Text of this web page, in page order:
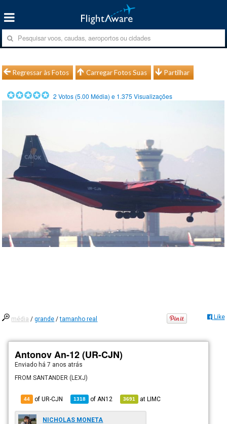
Regressar às Fotos Carregar Fotos Suas Partilhar
2 Votos (5.00 Média) e 1.375 Visualizações
média /grande /tamanho real Like
Antonov An-12 (UR-CJN)
Enviado há7 anos atrás
FROM SANTANDER (LEXJ)
44 of UR-CJN 1318 of AN12 3691 atLIMC
NICHOLAS MONETA